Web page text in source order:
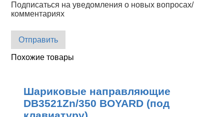
Подписаться на уведомления о новых вопросах/
комментариях
Отправить
Похожие товары
Шариковые направляющие
DB3521Zn/350 BOYARD (под